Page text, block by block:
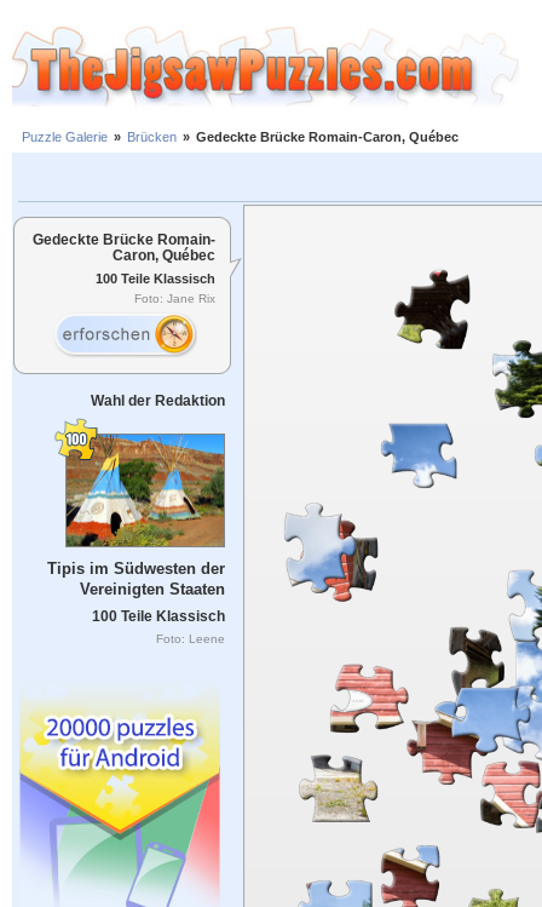
Puzzle Galerie » Brücken » Gedeckte Brücke Romain-Caron, Québec
Gedeckte Brücke Romain-
Caron, Québec
100 Teile Klassisch
Foto: Jane Rix
Wahl der Redaktion
Tipis im Südwesten der
Vereinigten Staaten
100 Teile Klassisch
Foto: Leene